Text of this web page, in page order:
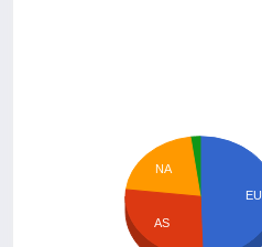
EU
NA
AS